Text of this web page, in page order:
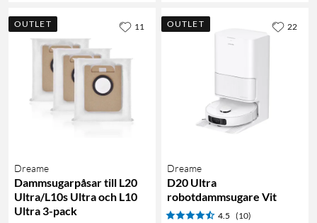
OUTLET
Dreame
Dammsugarpåsar till L20
Ultra/L10s Ultra och L10
Ultra 3-pack
11 OUTLET
Dreame
D20 Ultra
robotdammsugare Vit
4.5 (10)
22